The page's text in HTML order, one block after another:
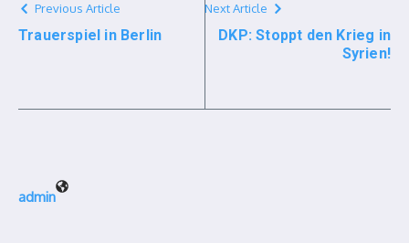
Previous Article
Trauerspiel in Berlin
Next Article
DKP: Stoppt den Krieg in
Syrien!
admin